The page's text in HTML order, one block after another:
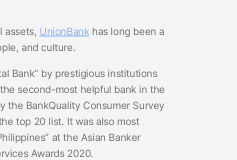
assets, UnionBankhas long been a
and culture.
Bank” by prestigious institutions
second-most helpful bank in the
the BankQuality Consumer Survey
top 20 list. It was also most
at the Asian Banker
Awards 2020.